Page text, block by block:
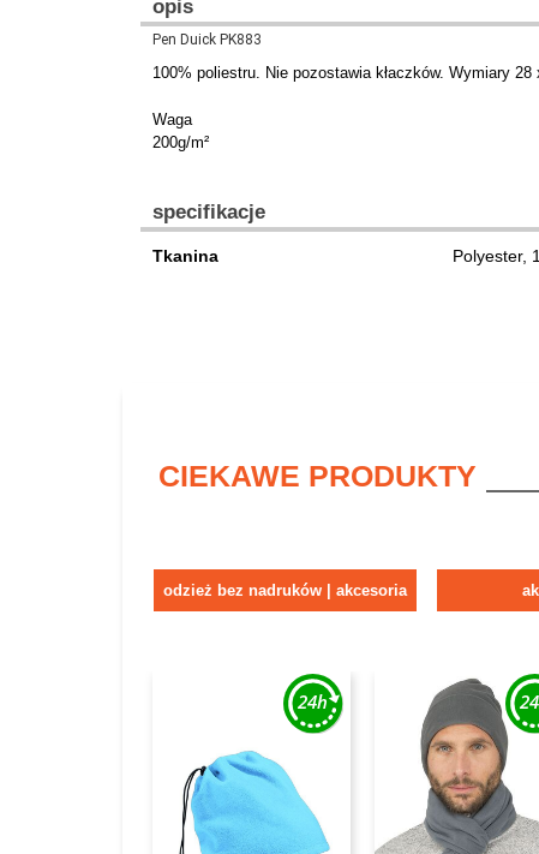
opis
Pen Duick PK883
100% poliestru. Nie pozostawia kłaczków. Wymiary
Waga
200g/m²
specifikacje
Tkanina Polyester,
CIEKAWE PRODUKTY
odzież bez nadruków | akcesoria